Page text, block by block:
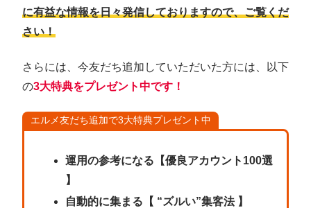
に有益な情報を日々発信しておりますので、ご覧くだ
さい！
さらには、今友だち追加していただいた方には、以下
の3大特典をプレゼント中です！
エルメ友だち追加で3大特典プレゼント中
運用の参考になる【優良アカウント100選
】
自動的に集まる【 “ズルい”集客法 】